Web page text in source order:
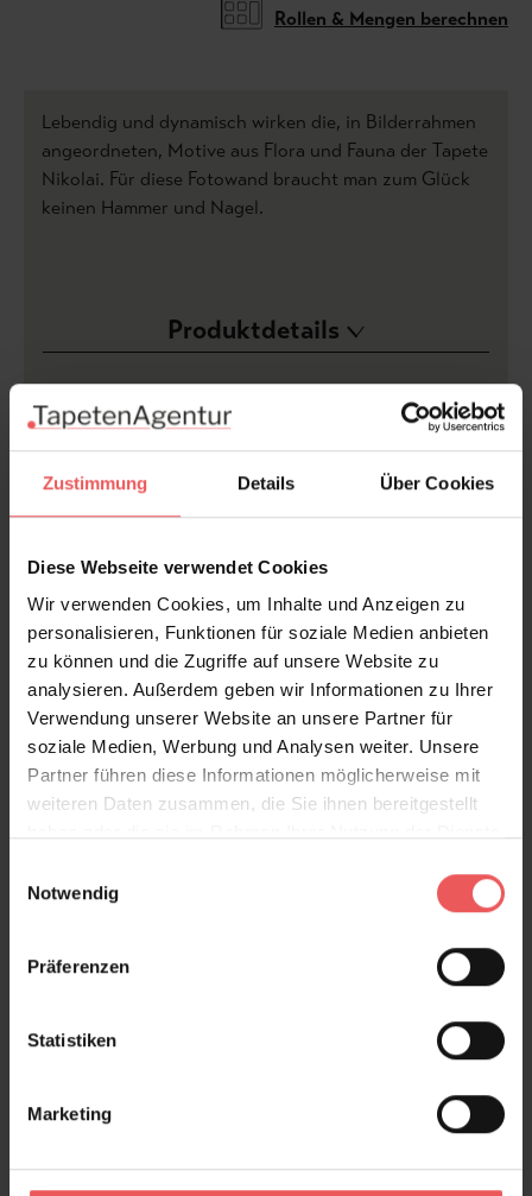
Zustimmung Details Über Cookies
Diese Webseite verwendet Cookies
Wir verwenden Cookies, um Inhalte und Anzeigen zu
personalisieren, Funktionen für soziale Medien anbieten
zu können und die Zugriffe auf unsere Website zu
analysieren. Außerdem geben wir Informationen zu Ihrer
Verwendung unserer Website an unsere Partner für
soziale Medien, Werbung und Analysen weiter. Unsere
Partner führen diese Informationen möglicherweise mit
weiteren Daten zusammen, die Sie ihnen bereitgestellt
Notwendig
Präferenzen
Statistiken
Marketing
Rollen & Mengen berechnen
Lebendig und dynamisch wirken die, in Bilderrahmen
angeordneten, Motive aus Flora und Fauna der Tapete
Nikolai. Für diese Fotowand braucht man zum Glück
keinen Hammer und Nagel.
Produktdetails
Versand & Zahlung
Bewertungen
Sie haben Fragen zum Produkt?
Frage stellen
+49 (0)221 932 81 82